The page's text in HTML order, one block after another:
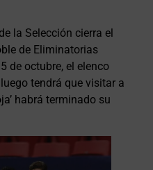
la Selección cierra el
de Eliminatorias
de octubre, el elenco
tendrá que visitar a
habrá terminado su